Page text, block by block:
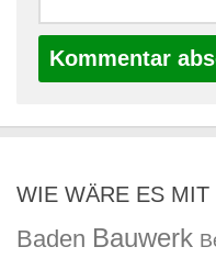
WIE WÄRE ES
Baden Bauwerk